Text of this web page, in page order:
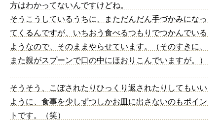
方はわかってないんですけどね。
そうこうしているうちに、まただんだん手づかみになっ
てくるんですが、いちおう食べるつもりでつかんでいる
ようなので、そのままやらせています。（そのすきに、
また親がスプーンで口の中にほおりこんでいますが。）
そうそう、こぼされたりひっくり返されたりしてもいい
ように、食事を少しずつしかお皿に出さないのもポイン
トです。（笑）